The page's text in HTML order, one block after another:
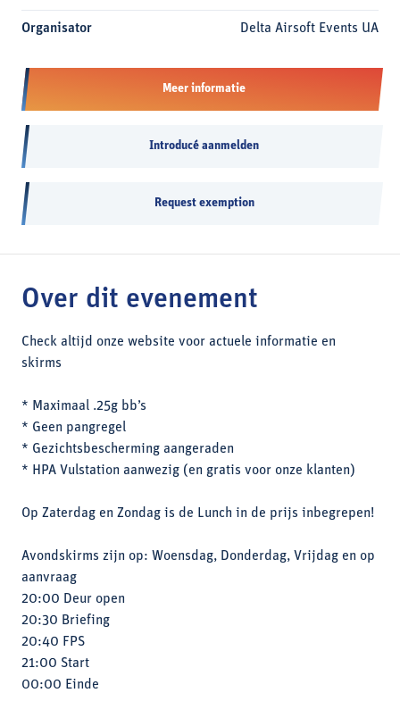
Organisator Delta Airsoft Events UA
Meer informatie
Introducé aanmelden
Request exemption
Over dit evenement
Check altijd onze website voor actuele informatie en
skirms
* Maximaal .25g bb’s
* Geen pangregel
* Gezichtsbescherming aangeraden
* HPA Vulstation aanwezig (en gratis voor onze klanten)
Op Zaterdag en Zondag is de Lunch in de prijs inbegrepen!
Avondskirms zijn op: Woensdag, Donderdag, Vrijdag en op
aanvraag
20:00 Deur open
20:30 Briefing
20:40 FPS
21:00 Start
00:00 Einde